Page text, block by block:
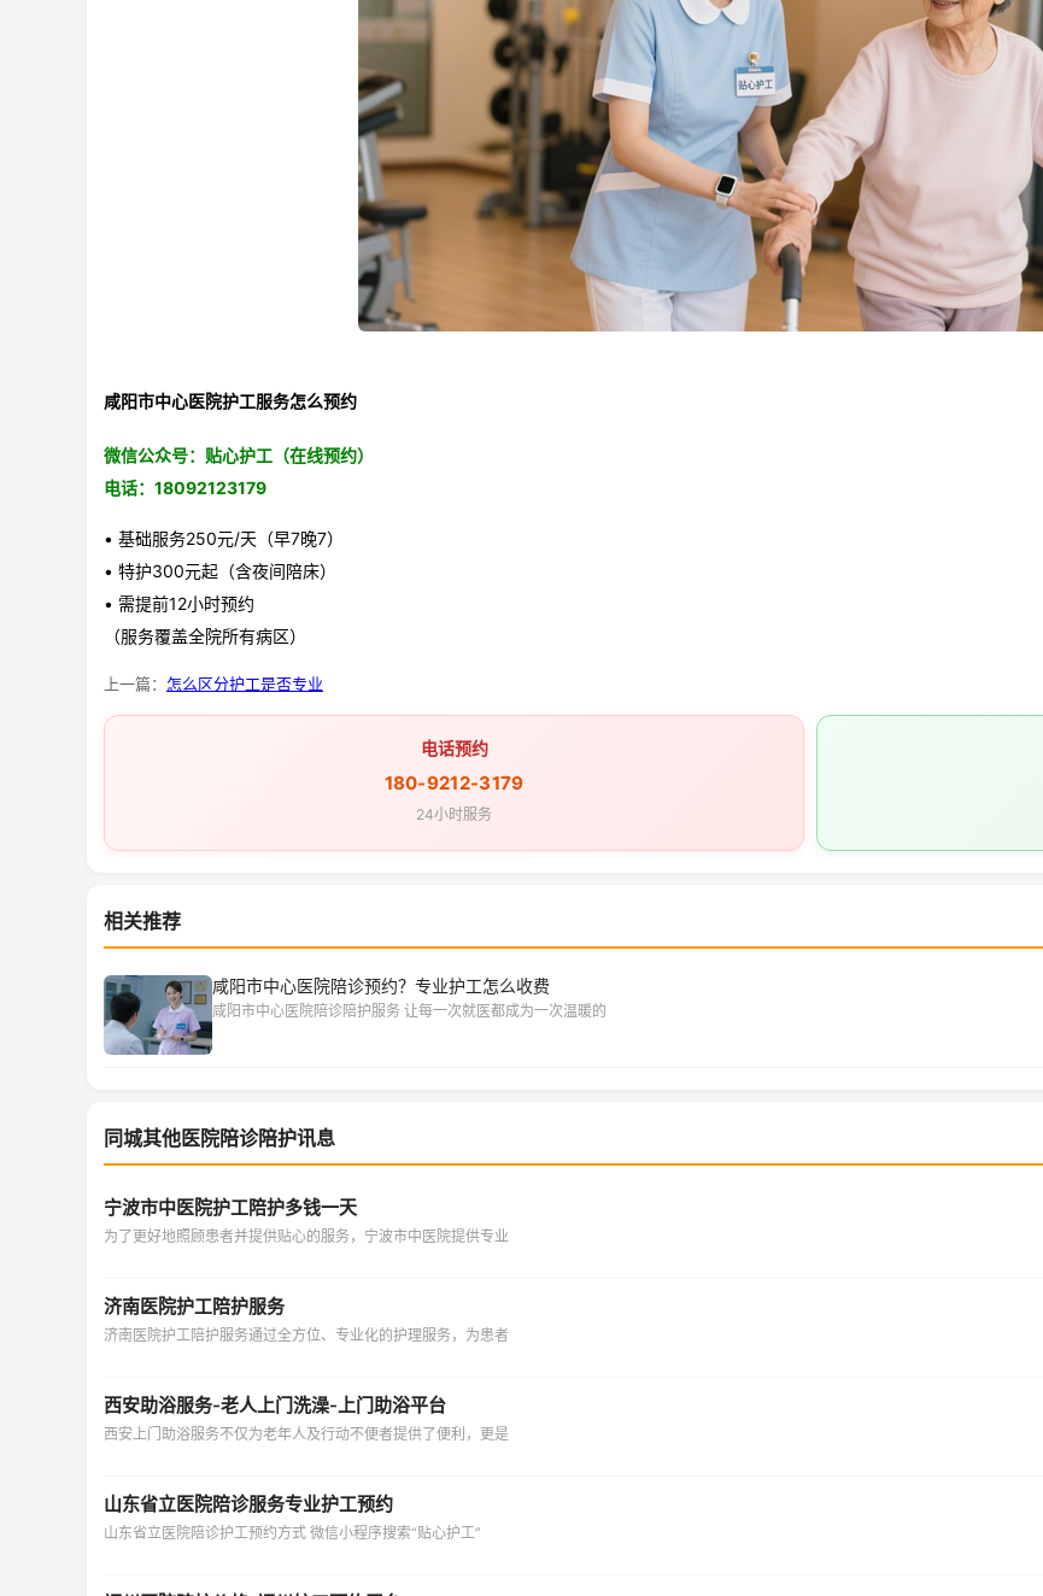
咸阳市中心医院护工服务怎么预约
微信公众号： 贴心护工（在线预约）
电话：18092123179
• 基础服务250元/天（早7晚7）
• 特护300元起（含夜间陪床）
• 需提前12小时预约
（服务覆盖全院所有病区）
上一篇： 怎么区分护工是否专业
电话预约
180-9212-3179
24小时服务
相关推荐
咸阳市中心医院陪诊预约？专业护工怎么收费
咸阳市中心医院陪诊陪护服务 让每一次就医都成为一次温暖的
同城其他医院陪诊陪护讯息
宁波市中医院护工陪护多钱一天
为了更好地照顾患者并提供贴心的服务，宁波市中医院提供专业
济南医院护工陪护服务
济南医院护工陪护服务通过全方位、专业化的护理服务，为患者
西安助浴服务-老人上门洗澡-上门助浴平台
西安上门助浴服务不仅为老年人及行动不便者提供了便利，更是
山东省立医院陪诊服务专业护工预约
山东省立医院陪诊护工预约方式 微信小程序搜索“贴心护工”